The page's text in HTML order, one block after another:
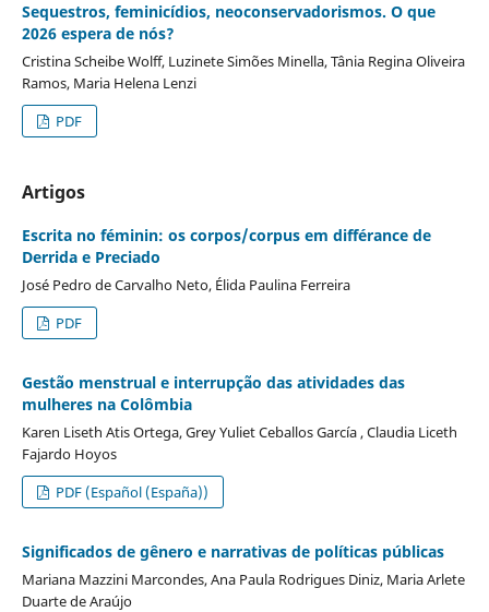
Sequestros, feminicídios, neoconservadorismos. O que
2026 espera de nós?
Cristina Scheibe Wolff, Luzinete Simões Minella, Tânia Regina Oliveira
Ramos, Maria Helena Lenzi
PDF
Artigos
Escrita no féminin: os corpos/corpus em différance de
Derrida e Preciado
José Pedro de Carvalho Neto, Élida Paulina Ferreira
PDF
Gestão menstrual e interrupção das atividades das
mulheres na Colômbia
Karen Liseth Atis Ortega, Grey Yuliet Ceballos García , Claudia Liceth
Fajardo Hoyos
PDF (Español (España))
Significados de gênero e narrativas de políticas públicas
Mariana Mazzini Marcondes, Ana Paula Rodrigues Diniz, Maria Arlete
Duarte de Araújo